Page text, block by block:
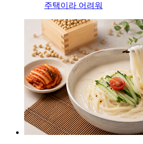
주택이라 어려워